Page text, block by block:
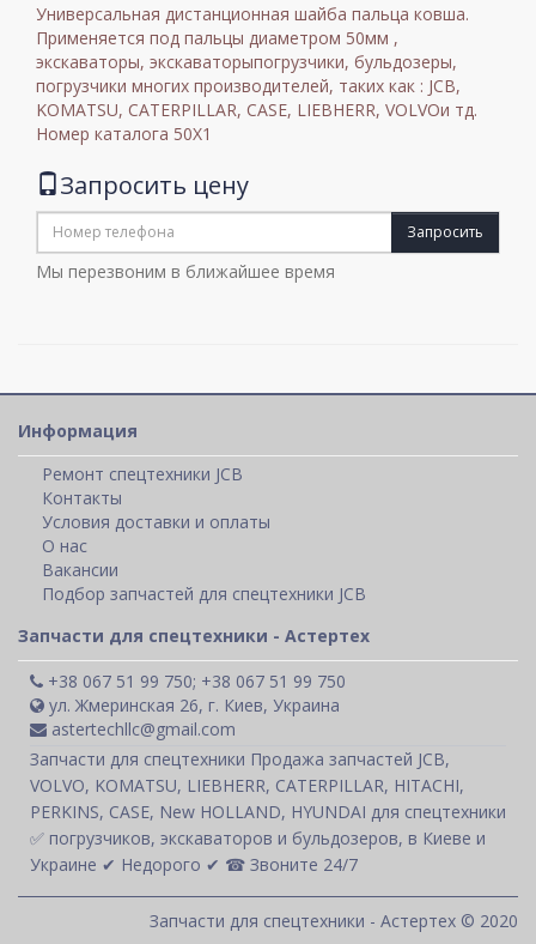
Универсальная дистанционная шайба пальца ковша.
Применяется под пальцы диаметром 50мм ,
экскаваторы, экскаваторыпогрузчики, бульдозеры,
погрузчики многих производителей, таких как : JCB,
KOMATSU, CATERPILLAR, CASE, LIEBHERR, VOLVOи тд.
Номер каталога 50X1
Запросить цену
Запросить
Мы перезвоним в ближайшее время
Информация
Ремонт спецтехники JCB
Контакты
Условия доставки и оплаты
О нас
Вакансии
Подбор запчастей для спецтехники JCB
Запчасти для спецтехники - Астертех
+38 067 51 99 750; +38 067 51 99 750
ул. Жмеринская 26, г. Киев, Украина
astertechllc@gmail.com
Запчасти для спецтехники Продажа запчастей JCB,
VOLVO, KOMATSU, LIEBHERR, CATERPILLAR, HITACHI,
PERKINS, CASE, New HOLLAND, HYUNDAI для спецтехники
✅ погрузчиков, экскаваторов и бульдозеров, в Киеве и
Украине ✔ Недорого ✔ ☎ Звоните 24/7
Запчасти для спецтехники - Астертех © 2020